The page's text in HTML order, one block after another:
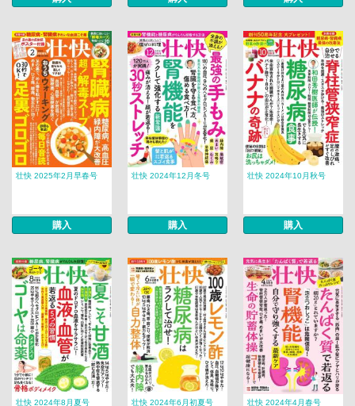
壮快 2025年2月早春号
購入
壮快 2024年12月冬号
購入
壮快 2024年10月秋号
購入
壮快 2024年8月夏号 壮快 2024年6月初夏号 壮快 2024年4月春号